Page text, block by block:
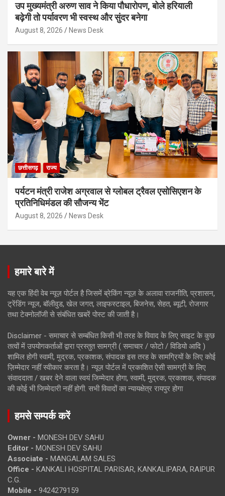
उप मुख्यमंत्री अरुण साव ने किया पौधारोपण, बोले हरियाली
बढ़ेगी तो पर्यावरण भी स्वस्थ और सुंदर बनेगा
August 8, 2026 News Desk
छत्तीसगढ़ राज्य
पर्यटन मंत्री राजेश अग्रवाल से ग्लोबल ट्रैवल एसोसिएशन के
प्रतिनिधिमंडल की सौजन्य भेंट
August 8, 2026 News Desk
हमारे बारे में
यह एक हिंदी वेब न्यूज़ पोर्टल है जिसमें ब्रेकिंग न्यूज़ के अलावा राजनीति, प्रशासन,
ट्रेंडिंग न्यूज, बॉलीवुड, खेल जगत, लाइफस्टाइल, बिजनेस, सेहत, ब्यूटी, रोजगार
तथा टेक्नोलॉजी से संबंधित खबरें पोस्ट की जाती है।
Disclaimer - समाचार से सम्बंधित किसी भी तरह के विवाद के लिए साइट के कुछ
तत्वों में उपयोगकर्ताओं द्वारा प्रस्तुत सामग्री ( समाचार / फोटो / विडियो आदि )
शामिल होगी स्वामी, मुद्रक, प्रकाशक, संपादक इस तरह के सामग्रियों के लिए कोई
ज़िम्मेदार नहीं स्वीकार करता है। न्यूज़ पोर्टल में प्रकाशित ऐसी सामग्री के लिए
संवाददाता / खबर देने वाला स्वयं जिम्मेदार होगा, स्वामी, मुद्रक, प्रकाशक, संपादक
की कोई भी जिम्मेदारी नहीं होगी. सभी विवादों का न्यायक्षेत्र रायपुर होगा
हमसे सम्पर्क करें
Owner - MONESH DEV SAHU
Editor - MONESH DEV SAHU
Associate - MANGALAM SALES
Office - KANKALI HOSPITAL PARISAR, KANKALIPARA, RAIPUR
C.G.
Mobile - 9424279159